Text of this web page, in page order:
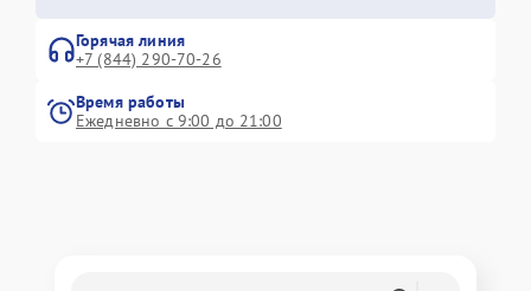
Горячая линия
+7 (844) 290-70-26
Время работы
Ежедневно с 9:00 до 21:00